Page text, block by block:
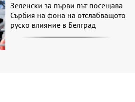
Зеленски за първи път посещава
Сърбия на фона на отслабващото
руско влияние в Белград